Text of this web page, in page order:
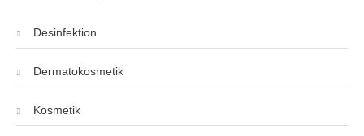
Desinfektion
Dermatokosmetik
Kosmetik